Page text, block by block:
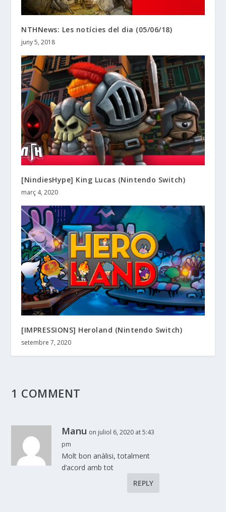
NTHNews: Les notícies del dia (05/06/18)
juny 5, 2018
[NindiesHype] King Lucas (Nintendo Switch)
març 4, 2020
[IMPRESSIONS] Heroland (Nintendo Switch)
setembre 7, 2020
1 COMMENT
Manu on juliol 6, 2020 at 5:43
pm
Molt bon anàlisi, totalment
d’acord amb tot
REPLY